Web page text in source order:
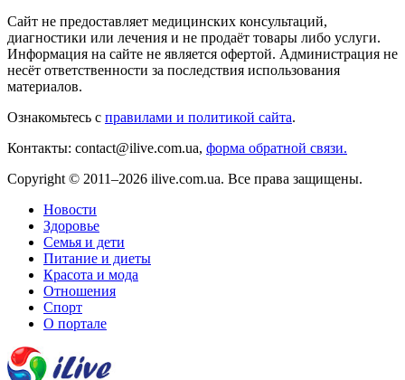
Сайт не предоставляет медицинских консультаций,
диагностики или лечения и не продаёт товары либо услуги.
Информация на сайте не является офертой. Администрация не
несёт ответственности за последствия использования
материалов.
Ознакомьтесь с правилами и политикой сайта.
Контакты: contact@ilive.com.ua, форма обратной связи.
Copyright © 2011–2026 ilive.com.ua. Все права защищены.
Новости
Здоровье
Семья и дети
Питание и диеты
Красота и мода
Отношения
Спорт
О портале